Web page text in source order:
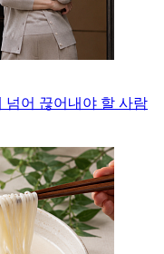
넘어 끊어내야 할 사람